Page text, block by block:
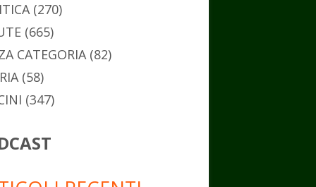
(270)
(665)
CATEGORIA(82)
(58)
(347)